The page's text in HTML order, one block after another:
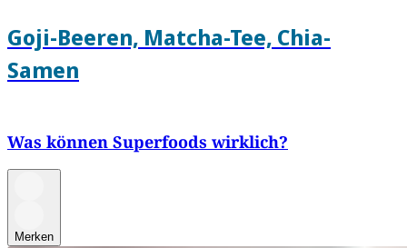
Goji-Beeren, Matcha-Tee, Chia-
Samen
Was können Superfoods wirklich?
Merken